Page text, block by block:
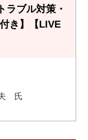
ラブル対策・
き】【LIVE
氏